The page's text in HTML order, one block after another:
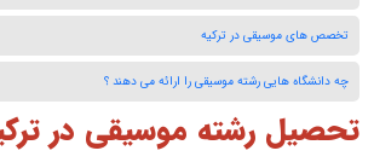
تخصص های موسیقی در ترکیه
چه دانشگاه هایی رشته موسیقی را ارائه می دهند ؟
تحصیل رشته موسیقی در